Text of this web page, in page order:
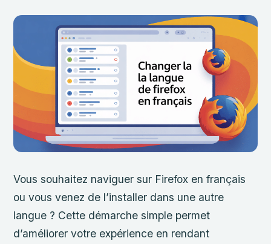
Vous souhaitez naviguer sur Firefox en français
ou vous venez de l’installer dans une autre
langue ? Cette démarche simple permet
d’améliorer votre expérience en rendant